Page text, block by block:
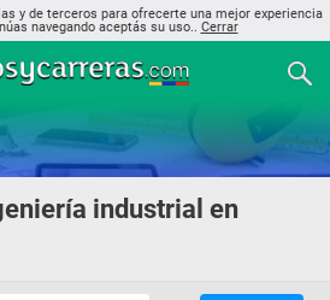
y de terceros para ofrecerte una mejor experiencia
navegando aceptás su uso.. Cerrar
industrial en